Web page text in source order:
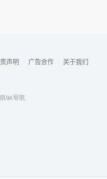
声明 · 广告合作 · 关于我们
9K导航